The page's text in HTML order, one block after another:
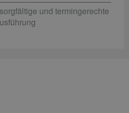
und termingerechte